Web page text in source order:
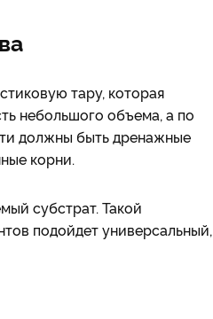
тару, которая
небольшого объема, а по
должны быть дренажные
корни.
субстрат. Такой
подойдет универсальный,